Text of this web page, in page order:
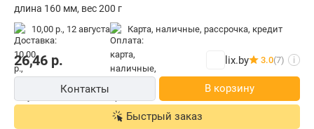
длина 160 мм, вес 200 г
10,00 р., 12 августа карта, наличные, рассрочка, кредит
26,46 р. lix.by 3.0(7) i
Контакты В корзину
Быстрый заказ